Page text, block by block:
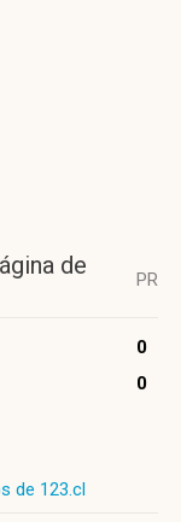
de
PR
0
0
de 123.cl